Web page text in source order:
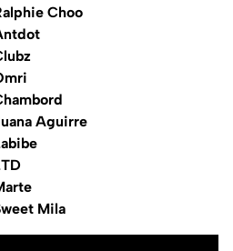
Choo
Aguirre
Mila